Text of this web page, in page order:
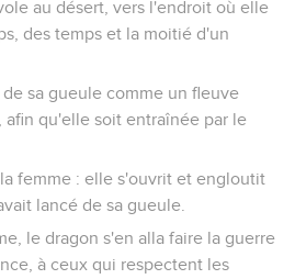
au désert, vers l'endroit où elle
des temps et la moitié d'un
sa gueule comme un fleuve
afin qu'elle soit entraînée par le
femme : elle s'ouvrit et engloutit
lancé de sa gueule.
le dragon s'en alla faire la guerre
à ceux qui respectent les